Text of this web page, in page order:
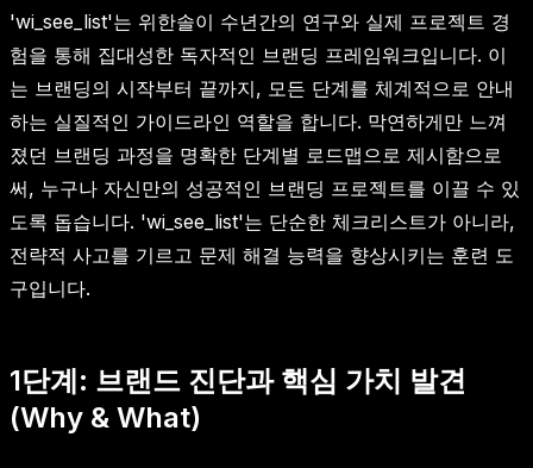
'wi_see_list'는 위한솔이 수년간의 연구와 실제 프로젝트 경
험을 통해 집대성한 독자적인 브랜딩 프레임워크입니다. 이
는 브랜딩의 시작부터 끝까지, 모든 단계를 체계적으로 안내
하는 실질적인 가이드라인 역할을 합니다. 막연하게만 느껴
졌던 브랜딩 과정을 명확한 단계별 로드맵으로 제시함으로
써, 누구나 자신만의 성공적인 브랜딩 프로젝트를 이끌 수 있
도록 돕습니다. 'wi_see_list'는 단순한 체크리스트가 아니라,
전략적 사고를 기르고 문제 해결 능력을 향상시키는 훈련 도
구입니다.
1단계: 브랜드 진단과 핵심 가치 발견
(Why & What)